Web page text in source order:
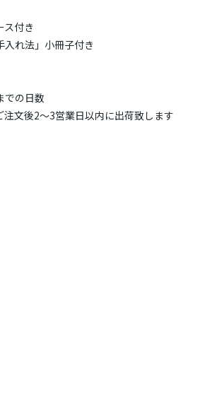
ス付き
入れ法」小冊子付き
での日数
注文後2～3営業日以内に出荷致します